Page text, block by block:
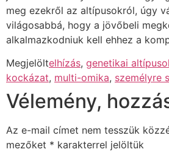
meg ezekről az altípusokról, úgy
világosabbá, hogy a jövőbeli
alkalmazkodniuk kell ehhez a
Megjelöltelhízás, genetikai
kockázat, multi-omika, személyre
Vélemény,
Az e-mail címet nem tesszük
mezőket * karakterrel jelöltük